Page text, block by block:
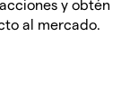
y obtén
al mercado.